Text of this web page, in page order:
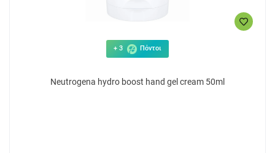
+ 3 Πόντοι
Neutrogena hydro boost hand gel cream 50ml